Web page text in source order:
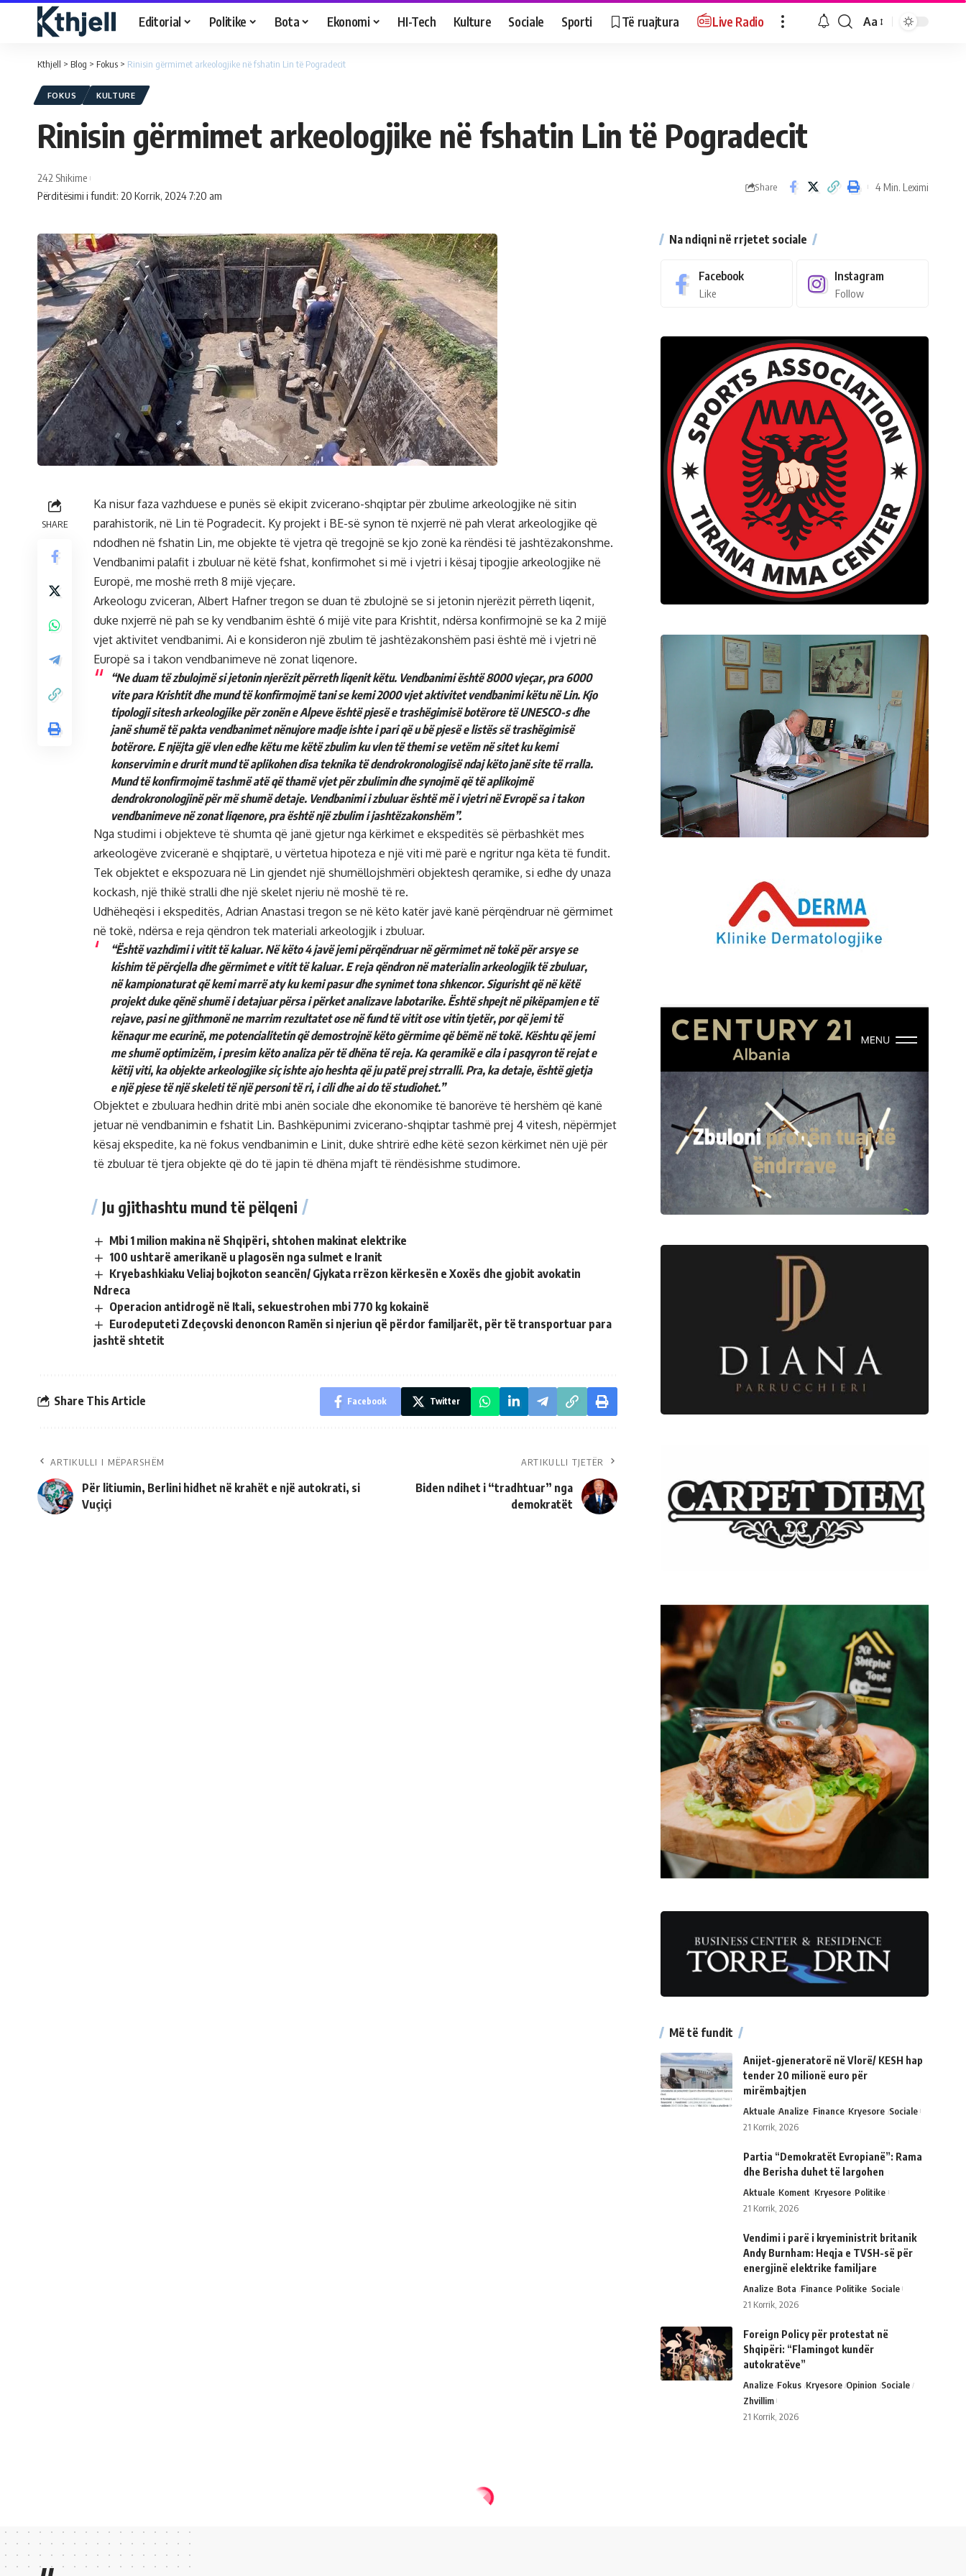
Editorial Politike Bota Ekonomi HI-Tech Kulture Sociale Sporti Të ruajtura Live Radio Aa
Kthjell > Blog > Fokus > Rinisin gërmimet arkeologjike në fshatin Lin të Pogradecit
FOKUS KULTURE
Rinisin gërmimet arkeologjike në fshatin Lin të Pogradecit
Përditësimi i fundit: 20 Korrik, 2024 7:20 am
242 Shikime
Share 4 Min. Leximi
SHARE
Ka nisur faza vazhduese e punës së ekipit zvicerano-shqiptar për zbulime arkeologjike në sitin
parahistorik, në Lin të Pogradecit. Ky projekt i BE-së synon të nxjerrë në pah vlerat arkeologjike që
ndodhen në fshatin Lin, me objekte të vjetra që tregojnë se kjo zonë ka rëndësi të jashtëzakonshme.
Vendbanimi palafit i zbuluar në këtë fshat, konfirmohet si më i vjetri i kësaj tipogjie arkeologjike në
Europë, me moshë rreth 8 mijë vjeçare.
Arkeologu zviceran, Albert Hafner tregon se duan të zbulojnë se si jetonin njerëzit përreth liqenit,
duke nxjerrë në pah se ky vendbanim është 6 mijë vite para Krishtit, ndërsa konfirmojnë se ka 2 mijë
vjet aktivitet vendbanimi. Ai e konsideron një zbulim të jashtëzakonshëm pasi është më i vjetri në
Europë sa i takon vendbanimeve në zonat liqenore.
“Ne duam të zbulojmë si jetonin njerëzit përreth liqenit këtu. Vendbanimi është 8000 vjeçar, pra 6000
vite para Krishtit dhe mund të konfirmojmë tani se kemi 2000 vjet aktivitet vendbanimi këtu në Lin. Kjo
tipologji sitesh arkeologjike për zonën e Alpeve është pjesë e trashëgimisë botërore të UNESCO-s dhe
janë shumë të pakta vendbanimet nënujore madje ishte i pari që u bë pjesë e listës së trashëgimisë
botërore. E njëjta gjë vlen edhe këtu me këtë zbulim ku vlen të themi se vetëm në sitet ku kemi
konservimin e drurit mund të aplikohen disa teknika të dendrokronologjisë ndaj këto janë site të rralla.
Mund të konfirmojmë tashmë atë që thamë vjet për zbulimin dhe synojmë që të aplikojmë
dendrokronologjinë për më shumë detaje. Vendbanimi i zbuluar është më i vjetri në Evropë sa i takon
vendbanimeve në zonat liqenore, pra është një zbulim i jashtëzakonshëm”.
Nga studimi i objekteve të shumta që janë gjetur nga kërkimet e ekspeditës së përbashkët mes
arkeologëve zviceranë e shqiptarë, u vërtetua hipoteza e një viti më parë e ngritur nga këta të fundit.
Tek objektet e ekspozuara në Lin gjendet një shumëllojshmëri objektesh qeramike, si edhe dy unaza
kockash, një thikë stralli dhe një skelet njeriu në moshë të re.
Udhëheqësi i ekspeditës, Adrian Anastasi tregon se në këto katër javë kanë përqëndruar në gërmimet
në tokë, ndërsa e reja qëndron tek materiali arkeologjik i zbuluar.
“Është vazhdimi i vitit të kaluar. Në këto 4 javë jemi përqëndruar në gërmimet në tokë për arsye se
kishim të përcjella dhe gërmimet e vitit të kaluar. E reja qëndron në materialin arkeologjik të zbuluar,
në kampionaturat që kemi marrë aty ku kemi pasur dhe synimet tona shkencor. Sigurisht që në këtë
projekt duke qënë shumë i detajuar përsa i përket analizave labotarike. Është shpejt në pikëpamjen e të
rejave, pasi ne gjithmonë ne marrim rezultatet ose në fund të vitit ose vitin tjetër, por që jemi të
kënaqur me ecurinë, me potencialitetin që demostrojnë këto gërmime që bëmë në tokë. Kështu që jemi
me shumë optimizëm, i presim këto analiza për të dhëna të reja. Ka qeramikë e cila i pasqyron të rejat e
këtij viti, ka objekte arkeologjike siç ishte ajo heshta që ju patë prej strralli. Pra, ka detaje, është gjetja
e një pjese të një skeleti të një personi të ri, i cili dhe ai do të studiohet.”
Objektet e zbuluara hedhin dritë mbi anën sociale dhe ekonomike të banorëve të hershëm që kanë
jetuar në vendbanimin e fshatit Lin. Bashkëpunimi zvicerano-shqiptar tashmë prej 4 vitesh, nëpërmjet
kësaj ekspedite, ka në fokus vendbanimin e Linit, duke shtrirë edhe këtë sezon kërkimet nën ujë për
të zbuluar të tjera objekte që do të japin të dhëna mjaft të rëndësishme studimore.
Ju gjithashtu mund të pëlqeni
Mbi 1 milion makina në Shqipëri, shtohen makinat elektrike
100 ushtarë amerikanë u plagosën nga sulmet e Iranit
Kryebashkiaku Veliaj bojkoton seancën/ Gjykata rrëzon kërkesën e Xoxës dhe gjobit avokatin
Ndreca
Operacion antidrogë në Itali, sekuestrohen mbi 770 kg kokainë
Eurodeputeti Zdeçovski denoncon Ramën si njeriun që përdor familjarët, për të transportuar para
jashtë shtetit
Share This Article Facebook Twitter
ARTIKULLI I MËPARSHËM
Për litiumin, Berlini hidhet në krahët e një autokrati, si
Vuçiçi
ARTIKULLI TJETËR
Biden ndihet i “tradhtuar” nga
demokratët
Na ndiqni në rrjetet sociale
Facebook
Like
Instagram
Follow
Më të fundit
Anijet-gjeneratorë në Vlorë/ KESH hap
tender 20 milionë euro për
mirëmbajtjen
Aktuale Analize Finance Kryesore Sociale
21 Korrik, 2026
Partia “Demokratët Evropianë”: Rama
dhe Berisha duhet të largohen
Aktuale Koment Kryesore Politike
21 Korrik, 2026
Vendimi i parë i kryeministrit britanik
Andy Burnham: Heqja e TVSH-së për
energjinë elektrike familjare
Analize Bota Finance Politike Sociale
21 Korrik, 2026
Foreign Policy për protestat në
Shqipëri: “Flamingot kundër
autokratëve”
Analize Fokus Kryesore Opinion Sociale
Zhvillim
21 Korrik, 2026